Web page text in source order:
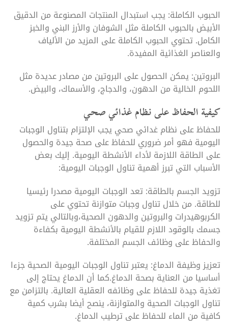
الحبوب الكاملة: يجب استبدال المنتجات المصنوعة من الدقيق
الأبيض بالحبوب الكاملة مثل الشوفان والأرز البني والخبز
الكامل. تحتوي الحبوب الكاملة على المزيد من الألياف
والعناصر الغذائية المفيدة.
البروتين: يمكن الحصول على البروتين من مصادر عديدة مثل
اللحوم الخالية من الدهون، والدجاج، والأسماك، والبيض.
كيفية الحفاظ على نظام غذائي صحي
للحفاظ على نظام غدائي صحي يجب الإلتزام بتناول الوجبات
اليومية فهو أمر ضروري للحفاظ على صحة جيدة والحصول
على الطاقة اللازمة لأداء الأنشطة اليومية. إليك بعض
الأسباب التي تبرز أهمية تناول الوجبات اليومية:
تزويد الجسم بالطاقة: تعد الوجبات اليومية مصدرا رئيسيا
للطاقة. من خلال تناول وجبات متوازنة تحتوي على
الكربوهيدرات والبروتين والدهون الصحية،وبالتالي يتم تزويد
جسمك بالوقود اللازم للقيام بالأنشطة اليومية بكفاءة
والحفاظ على وظائف الجسم المختلفة.
تعزيز وظيفة الدماغ: يعتبر تناول الوجبات اليومية الصحية جزءا
أساسيا من العناية بصحة الدماغ.كما أن الدماغ يحتاج إلى
تغذية جيدة للحفاظ على وظائفه العقلية العالية. بالتزامن مع
تناول الوجبات الصحية والمتوازنة، ينصح أيضا بشرب كمية
كافية من الماء للحفاظ على ترطيب الدماغ.